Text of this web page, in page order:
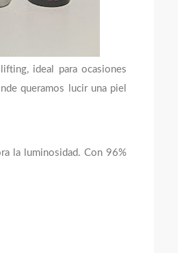
ideal para ocasiones
queramos lucir una piel
la luminosidad. Con 96%